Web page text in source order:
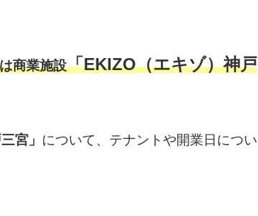
商業施設「EKIZO（エキゾ）神戸
宮」 について、テナントや開業日につい